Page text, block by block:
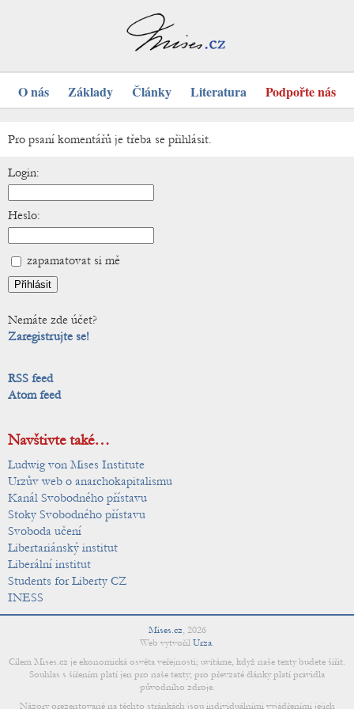
O nás Základy Články Literatura Podpořte nás
Pro psaní komentářů je třeba se přihlásit.
Login:
Heslo:
zapamatovat si mě
Nemáte zde účet?
Zaregistrujte se!
RSS feed
Atom feed
Navštivte také…
Ludwig von Mises Institute
Urzův web o anarchokapitalismu
Kanál Svobodného přístavu
Stoky Svobodného přístavu
Svoboda učení
Libertariánský institut
Liberální institut
Students for Liberty CZ
INESS
Mises.cz, 2026
Web vytvořil Urza.
Cílem Mises.cz je ekonomická osvěta veřejnosti; uvítáme, když naše texty budete šířit.
Souhlas s šířením platí jen pro naše texty; pro převzaté články platí pravidla
původního zdroje.
Názory prezentované na těchto stránkách jsou individuálními vyjádřeními jejich